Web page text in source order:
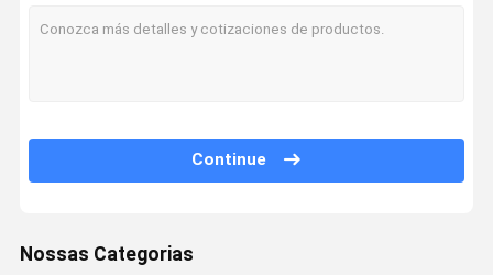
Continue
Nossas Categorias